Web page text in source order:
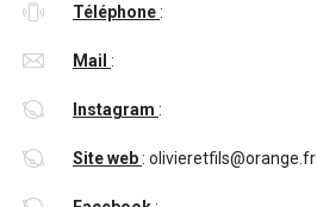
Téléphone:
Mail :
Instagram :
Site web: olivieretfils@orange.fr